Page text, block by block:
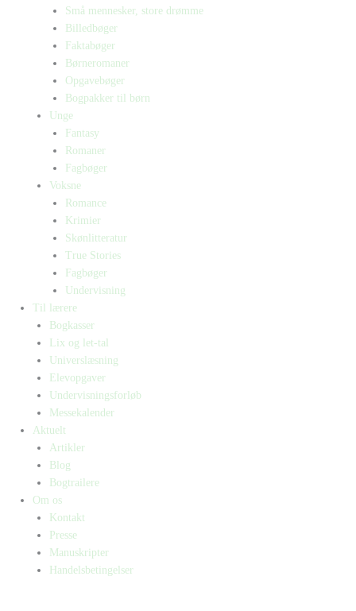
Små mennesker, store drømme
Billedbøger
Faktabøger
Børneromaner
Opgavebøger
Bogpakker til børn
Unge
Fantasy
Romaner
Fagbøger
Voksne
Romance
Krimier
Skønlitteratur
True Stories
Fagbøger
Undervisning
Til lærere
Bogkasser
Lix og let-tal
Universlæsning
Elevopgaver
Undervisningsforløb
Messekalender
Aktuelt
Artikler
Blog
Bogtrailere
Om os
Kontakt
Presse
Manuskripter
Handelsbetingelser